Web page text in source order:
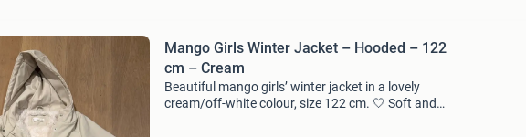
Mango Girls Winter Jacket – Hooded – 122
cm – Cream
Beautiful mango girls’ winter jacket in a lovely
cream/off-white colour, size 122 cm. 🤍 Soft and